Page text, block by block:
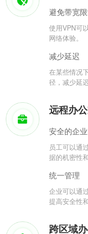
避免带宽
使用VPN可
网络体验。
减少延迟
在某些情况
径，减少延
远程办
安全的企
员工可以通
据的机密性
统一管理
企业可以通
提高安全性
跨区域